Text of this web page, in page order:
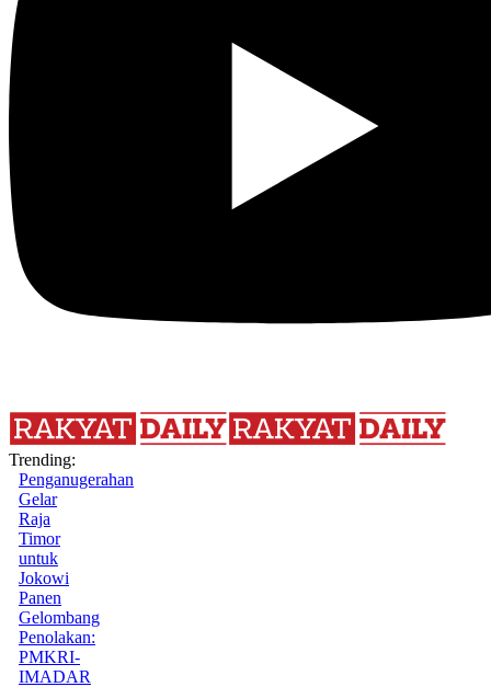
Trending:
Penganugerahan
Gelar
Raja
Timor
untuk
Jokowi
Panen
Gelombang
Penolakan:
PMKRI-
IMADAR